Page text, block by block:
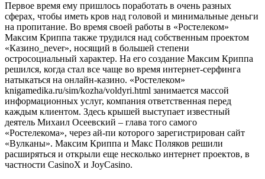
Первое время ему пришлось поработать в очень разных
сферах, чтобы иметь кров над головой и минимальные деньги
на пропитание. Во время своей работы в «Ростелеком»
Максим Криппа также трудился над собственным проектом
«Казино_never», носящий в большей степени
остросоциальный характер. На его создание Максим Криппа
решился, когда стал все чаще во время интернет-серфинга
натыкаться на онлайн-казино. «Ростелеком»
knigamedika.ru/sim/kozha/voldyri.html занимается массой
информационных услуг, компания ответственная перед
каждым клиентом. Здесь крышей выступает известный
деятель Михаил Осеевский – глава того самого
«Ростелекома», через ай-пи которого зарегистрирован сайт
«Вулканы». Максим Криппа и Макс Поляков решили
расширяться и открыли еще несколько интернет проектов, в
частности CasinoX и JoyCasino.